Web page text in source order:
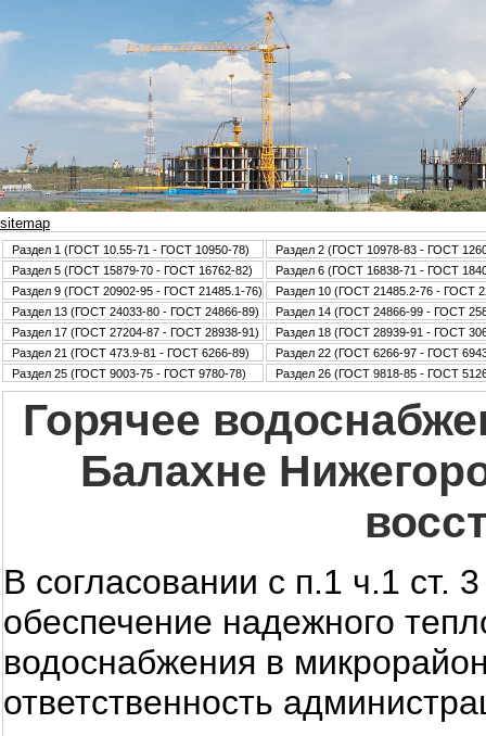
sitemap
Раздел 1 (ГОСТ 10.55-71 - ГОСТ 10950-78)
Раздел 2 (ГОСТ 10978-83 - ГОСТ
Раздел 5 (ГОСТ 15879-70 - ГОСТ 16762-82)
Раздел 6 (ГОСТ 16838-71 - ГОСТ
Раздел 9 (ГОСТ 20902-95 - ГОСТ 21485.1-76)
Раздел 10 (ГОСТ 21485.2-76 - ГОСТ
Раздел 13 (ГОСТ 24033-80 - ГОСТ 24866-89)
Раздел 14 (ГОСТ 24866-99 - ГОСТ
Раздел 17 (ГОСТ 27204-87 - ГОСТ 28938-91)
Раздел 18 (ГОСТ 28939-91 - ГОСТ
Раздел 21 (ГОСТ 473.9-81 - ГОСТ 6266-89)
Раздел 22 (ГОСТ 6266-97 - ГОСТ
Раздел 25 (ГОСТ 9003-75 - ГОСТ 9780-78)
Раздел 26 (ГОСТ 9818-85 - ГОСТ
Горячее
Балахне
В согласовании с п.1 ч.1
обеспечение надежного
водоснабжения в
ответственность